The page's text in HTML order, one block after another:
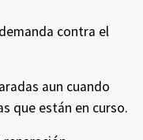
contra el
aun cuando
que están en curso.